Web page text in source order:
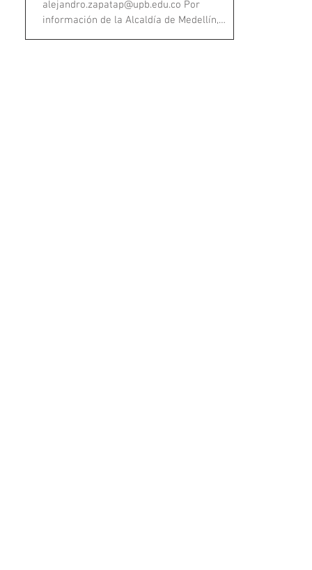
alejandro.zapatap@upb.edu.co Por
información de la Alcaldía de Medellín,